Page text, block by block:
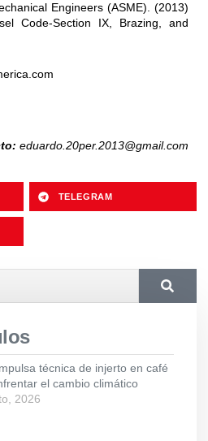
Engineers (ASME). (2013)
Code-Section IX, Brazing, and
eduardo.20per.2013@gmail.com
TELEGRAM
técnica de injerto en café
el cambio climático
2026